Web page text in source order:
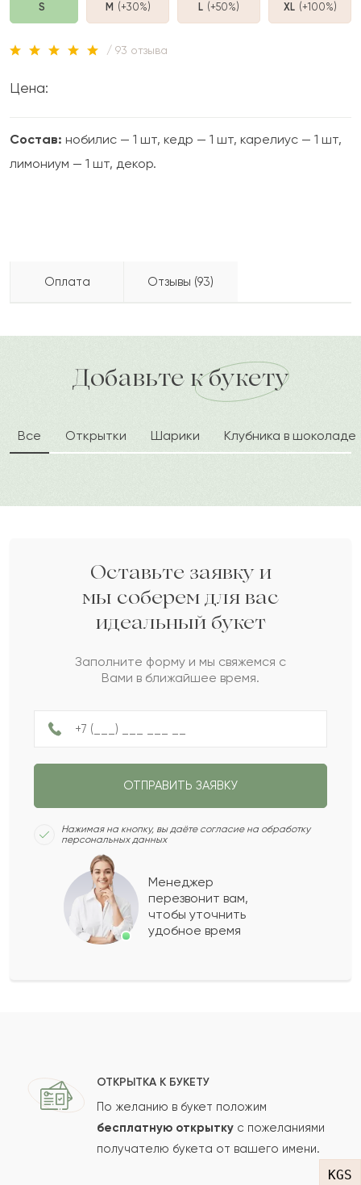
KGS
S M (+30%) L (+50%) XL (+100%)
/ 93 отзыва
Цена:
Состав: нобилис — 1 шт, кедр — 1 шт, карелиус — 1 шт,
лимониум — 1 шт, декор.
Оплата Отзывы (93)
доставка по городу в течение часа
Д 2023-12-24
Даукен
2023-11-28
Б 2023-10-08
Белинда
А 2023-09-30
Аккыз
2023-09-21
Серке
2023-09-18
Косман
Мансура
Л Лиора
Амалия
Показать еще
Ваш e-mail
Добавьте к букету
Все Открытки Шарики Клубника в шоколаде
Оставьте заявку и
мы соберем для вас
идеальный букет
Заполните форму и мы свяжемся с
Вами в ближайшее время.
ОТПРАВИТЬ ЗАЯВКУ
Нажимая на кнопку, вы даёте согласие на обработку
персональных данных
Менеджер
перезвонит вам,
чтобы уточнить
удобное время
ОТКРЫТКА К БУКЕТУ
По желанию в букет положим
бесплатную открытку с пожеланиями
получателю букета от вашего имени.